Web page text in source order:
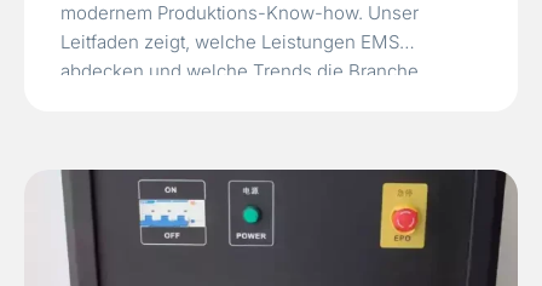
modernem Produktions-Know-how. Unser
Leitfaden zeigt, welche Leistungen EMS
abdecken und welche Trends die Branche